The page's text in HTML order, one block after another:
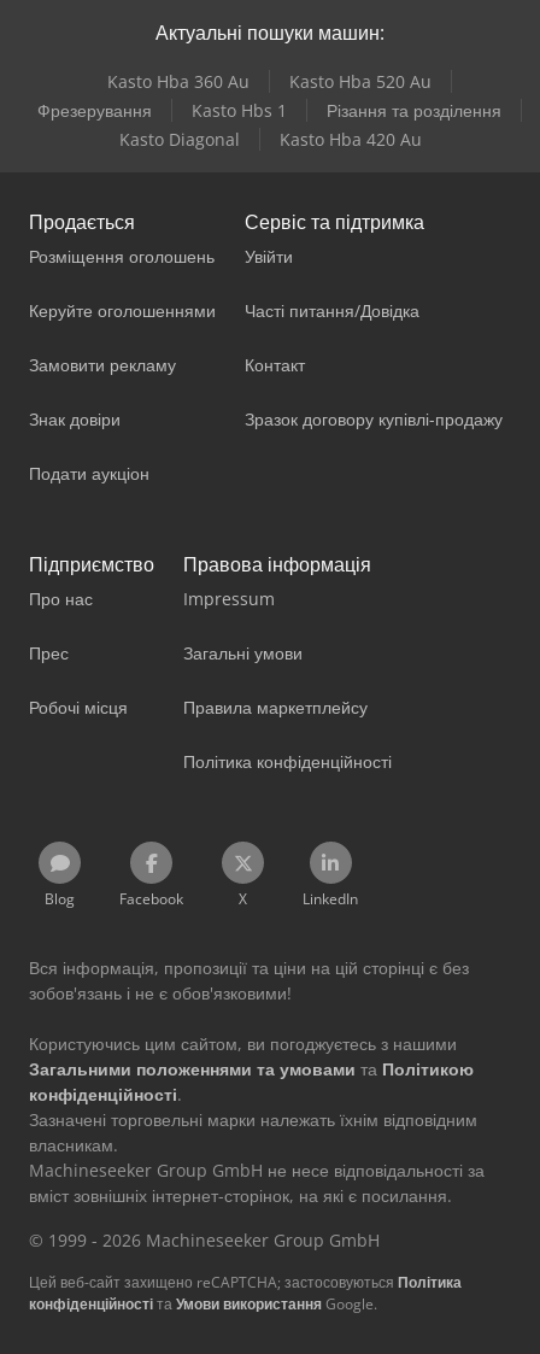
Актуальні пошуки машин:
Kasto Hba 360 Au
Kasto Hba 520 Au
Фрезерування
Kasto Hbs 1
Різання та розділення
Kasto Diagonal
Kasto Hba 420 Au
Продається
Розміщення оголошень
Керуйте оголошеннями
Замовити рекламу
Знак довіри
Подати аукціон
Сервіс та підтримка
Увійти
Часті питання/Довідка
Контакт
Зразок договору купівлі-продажу
Підприємство
Про нас
Прес
Робочі місця
Правова інформація
Impressum
Загальні умови
Правила маркетплейсу
Політика конфіденційності
Blog Facebook X LinkedIn
Вся інформація, пропозиції та ціни на цій сторінці є без
зобов'язань і не є обов'язковими!
Користуючись цим сайтом, ви погоджуєтесь з нашими
Загальними положеннями та умовами та Політикою
конфіденційності.
Зазначені торговельні марки належать їхнім відповідним
власникам.
Machineseeker Group GmbH не несе відповідальності за
вміст зовнішніх інтернет-сторінок, на які є посилання.
© 1999 - 2026 Machineseeker Group GmbH
Цей веб-сайт захищено reCAPTCHA; застосовуються Політика
конфіденційностітаУмови використанняGoogle.